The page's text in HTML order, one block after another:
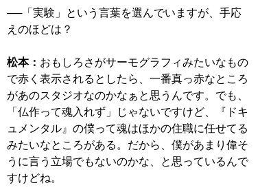
──「実験」という言葉を選んでいますが、手応
えのほどは？
松本： おもしろさがサーモグラフィみたいなもの
で赤く表示されるとしたら、一番真っ赤なところ
があのスタジオなのかなぁと思うんです。でも、
「仏作って魂入れず」じゃないですけど、『ドキ
ュメンタル』の僕って魂はほかの住職に任せてる
みたいなところがある。だから、僕があまり偉そ
うに言う立場でもないのかな、と思っているんで
すけどね。